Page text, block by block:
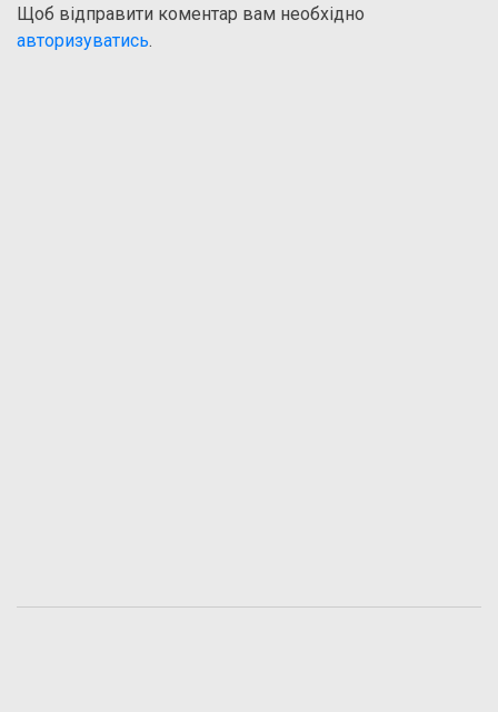
Щоб відправити коментар вам необхідно
авторизуватись.